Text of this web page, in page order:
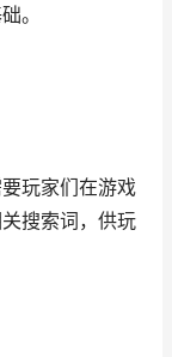
。
玩家们在游戏
搜索词，供玩